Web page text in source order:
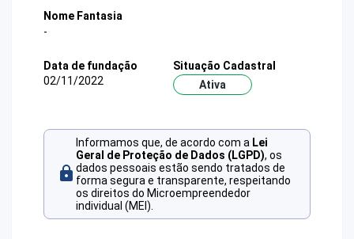
Nome Fantasia
-
Data de fundação
02/11/2022
Situação Cadastral
Ativa
Informamos que, de acordo com a Lei
Geral de Proteção de Dados (LGPD), os
dados pessoais estão sendo tratados de
forma segura e transparente, respeitando
os direitos do Microempreendedor
individual (MEI).